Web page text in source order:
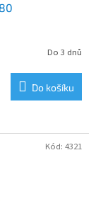
Do 3 dnů
Do košíku
Kód: 4321